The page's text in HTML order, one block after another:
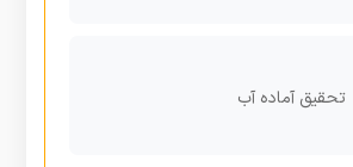
تحقیق آماده آب